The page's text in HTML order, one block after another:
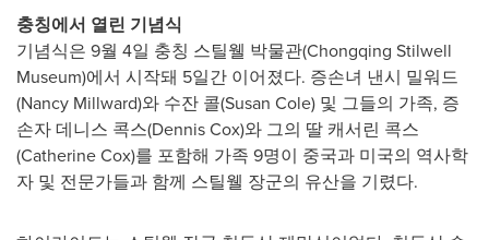
충칭에서 열린 기념식
기념식은 9월 4일 충칭 스틸웰 박물관(Chongqing Stilwell
Museum)에서 시작돼 5일간 이어졌다. 증손녀 낸시 밀워드
(Nancy Millward)와 수잔 콜(Susan Cole) 및 그들의 가족, 증
손자 데니스 콕스(Dennis Cox)와 그의 딸 캐서린 콕스
(Catherine Cox)를 포함해 가족 9명이 중국과 미국의 역사학
자 및 전문가들과 함께 스틸웰 장군의 유산을 기렸다.